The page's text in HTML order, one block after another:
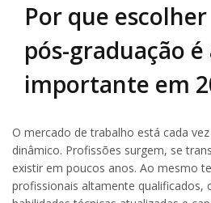
Por que
pós-graduação
importante em
O mercado de trabalho está cada
dinâmico. Profissões surgem, se
existir em poucos anos. Ao mesmo
profissionais altamente qualificados,